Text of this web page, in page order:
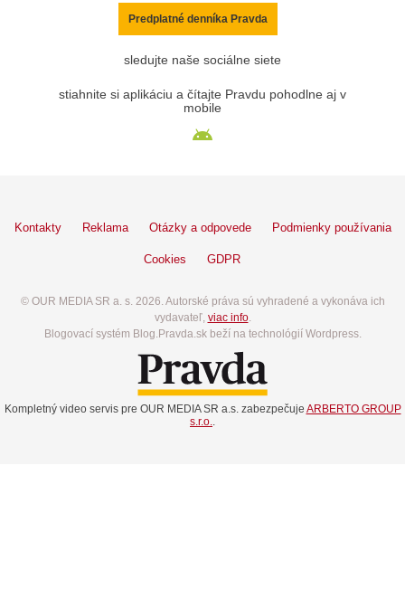
Predplatné denníka Pravda
sledujte naše sociálne siete
stiahnite si aplikáciu a čítajte Pravdu pohodlne aj v
mobile
Kontakty Reklama Otázky a odpovede Podmienky používania
Cookies GDPR
© OUR MEDIA SR a. s. 2026. Autorské práva sú vyhradené a vykonáva ich
vydavateľ, viac info.
Blogovací systém Blog.Pravda.sk beží na technológií Wordpress.
Kompletný video servis pre OUR MEDIA SR a.s. zabezpečuje ARBERTO GROUP
s.r.o.